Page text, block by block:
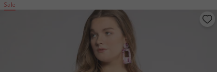
Sale